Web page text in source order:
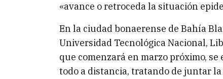
«avance o retroceda la situación
En la ciudad bonaerense de Bahía
Universidad Tecnológica Nacional,
que comenzará en marzo próximo,
todo a distancia, tratando de juntar